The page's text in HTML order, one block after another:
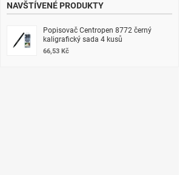
NAVŠTÍVENÉ PRODUKTY
Popisovač Centropen 8772 černý
kaligrafický sada 4 kusů
66,53 Kč